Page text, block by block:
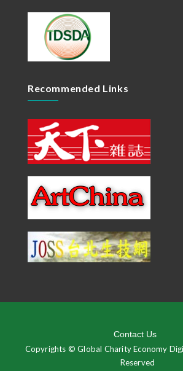
Recommended Links
Contact Us
Copyrights © Global Charity Economy
Reserved